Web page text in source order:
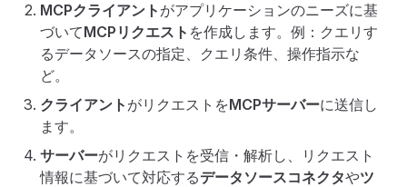
MCPクライアント がアプリケーションのニーズに基
づいてMCPリクエスト を作成します。例：クエリす
るデータソースの指定、クエリ条件、操作指示な
ど。
クライアント がリクエストをMCPサーバーに送信し
ます。
サーバーがリクエストを受信・解析し、リクエスト
情報に基づいて対応するデータソースコネクタやツ